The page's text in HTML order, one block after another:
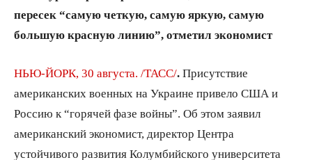
пересек “самую четкую, самую яркую, самую
большую красную линию”, отметил экономист
НЬЮ-ЙОРК, 30 августа. /ТАСС/. Присутствие
американских военных на Украине привело США и
Россию к “горячей фазе войны”. Об этом заявил
американский экономист, директор Центра
устойчивого развития Колумбийского университета